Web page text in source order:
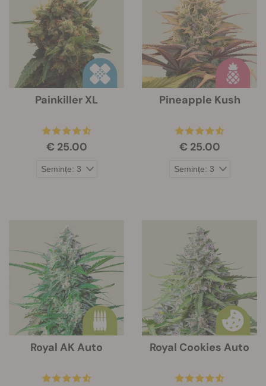
Painkiller XL
€ 25.00
Pineapple Kush
€ 25.00
Royal AK Auto Royal Cookies Auto